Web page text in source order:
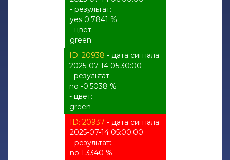
- результат:
yes 0.7841 %
- цвет:
green
ID: 20938 - дата сигнала:
2025-07-14 05:30:00
- результат:
no -0.5038 %
- цвет:
green
ID: 20937 - дата сигнала:
2025-07-14 05:00:00
- результат:
no 1.3340 %